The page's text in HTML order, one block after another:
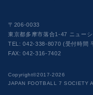
〒206-0033
東京都多摩市落合1-47 ニュー
TEL:042-338-8070 (受付時間
FAX: 042-316-7402
​Copyright©2017-2026
JAPAN FOOTBALL 7 SOCIETY